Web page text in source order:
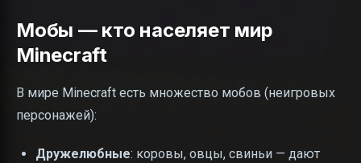
Мобы — кто населяет мир
Minecraft
В мире Minecraft есть множество мобов (неигровых
персонажей):
Дружелюбные: коровы, овцы, свиньи — дают